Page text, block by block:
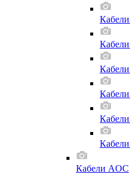
Кабели AOC